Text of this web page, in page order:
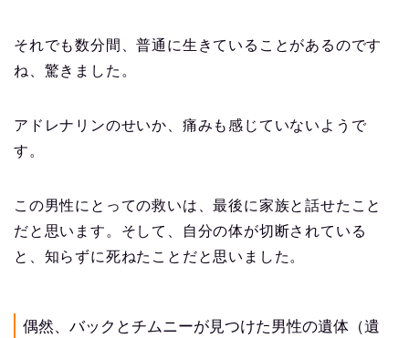
それでも数分間、普通に生きていることがあるのです
ね、驚きました。
アドレナリンのせいか、痛みも感じていないようで
す。
この男性にとっての救いは、最後に家族と話せたこと
だと思います。そして、自分の体が切断されている
と、知らずに死ねたことだと思いました。
偶然、バックとチムニーが見つけた男性の遺体（遺